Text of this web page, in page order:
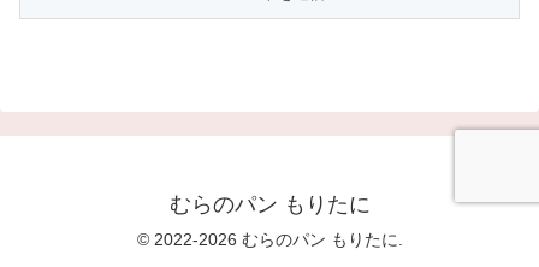
むらのパン もりたに
© 2022-2026 むらのパン もりたに.